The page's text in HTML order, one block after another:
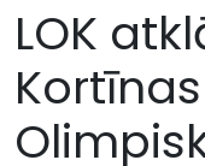
LOK
Kortīnas